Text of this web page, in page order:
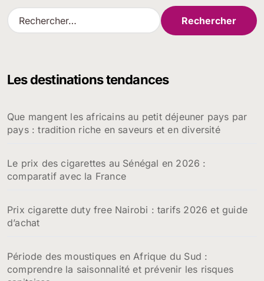
R
e
r
e
r
Les destinations tendances
Que mangent les africains au petit déjeuner pays par
pays : tradition riche en saveurs et en diversité
Le prix des cigarettes au Sénégal en 2026 :
comparatif avec la France
Prix cigarette duty free Nairobi : tarifs 2026 et guide
d’achat
Période des moustiques en Afrique du Sud :
comprendre la saisonnalité et prévenir les risques